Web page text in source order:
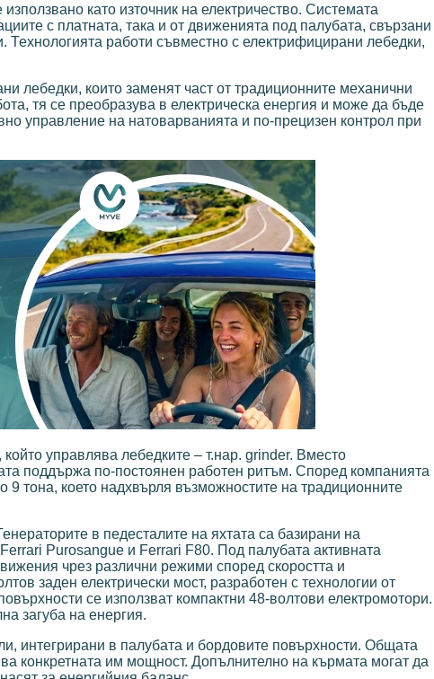
като източник на електричество. Системата
с платната, така и от движенията под палубата, свързани
работи съвместно с електрифицирани лебедки,
лебедки, които заменят част от традиционните механични
тя се преобразува в електрическа енергия и може да бъде
управление на натоварванията и по-прецизен контрол при
управлява лебедките – т.нар. grinder. Вместо
поддържа по-постоянен работен ритъм. Според компанията
тона, което надхвърля възможностите на традиционните
в педесталите на яхтата са базирани на
Purosangue и Ferrari F80. Под палубата активната
чрез различни режими според скоростта и
заден електрически мост, разработен с технологии от
се използват компактни 48-волтови електромотори.
загуба на енергия.
интегрирани в палубата и бордовите повърхности. Общата
конкретната им мощност. Допълнително на кърмата могат да